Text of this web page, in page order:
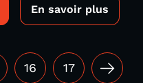
En savoir plus
16 17